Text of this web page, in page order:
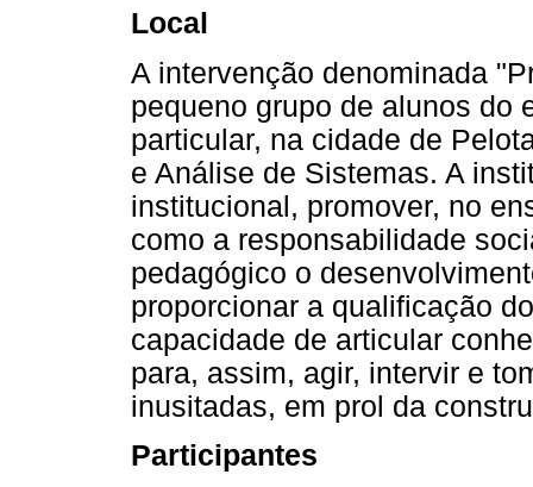
Local
A intervenção denominada
pequeno grupo de alunos do
particular, na cidade de
e Análise de Sistemas. A
institucional, promover, no
como a responsabilidade
pedagógico o
proporcionar a qualificação
capacidade de articular
para, assim, agir, intervir e
inusitadas, em prol da
Participantes